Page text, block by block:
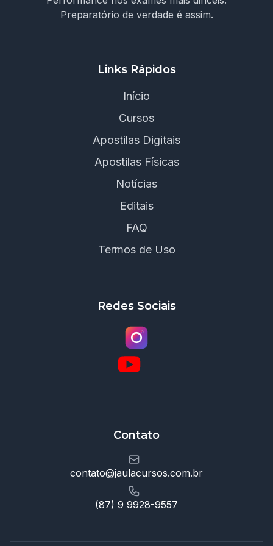
Preparatório de verdade é assim.
Links Rápidos
Início
Cursos
Apostilas Digitais
Apostilas Físicas
Notícias
Editais
FAQ
Termos de Uso
Redes Sociais
Contato
contato@jaulacursos.com.br
(87) 9 9928-9557